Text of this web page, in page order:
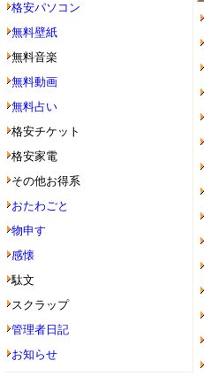
格安パソコン
無料壁紙
無料音楽
無料動画
無料占い
格安チケット
格安家電
その他お得系
おたわごと
物申す
感懐
駄文
スクラップ
管理者日記
お知らせ